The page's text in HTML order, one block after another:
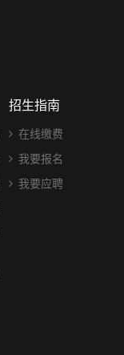
招生指南
在线缴费
我要报名
我要应聘